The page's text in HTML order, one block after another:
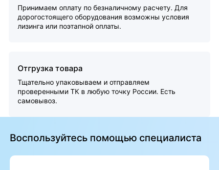
Принимаем оплату по безналичному расчету. Для
дорогостоящего оборудования возможны условия
лизинга или поэтапной оплаты.
Отгрузка товара
Тщательно упаковываем и отправляем
проверенными ТК в любую точку России. Есть
самовывоз.
Воспользуйтесь помощью специалиста